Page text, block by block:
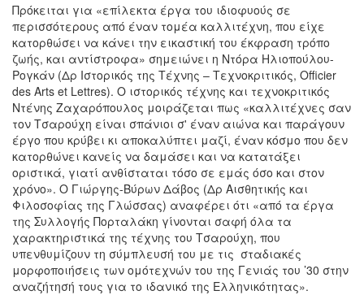
Πρόκειται για «επίλεκτα έργα του ιδιοφυούς σε
περισσότερους από έναν τομέα καλλιτέχνη, που είχε
κατορθώσει να κάνει την εικαστική του έκφραση τρόπο
ζωής, και αντίστροφα» σημειώνει η Ντόρα Ηλιοπούλου-
Ρογκάν (Δρ Ιστορικός της Τέχνης – Τεχνοκριτικός, Οfficier
des Αrts et Lettres). Ο ιστορικός τέχνης και τεχνοκριτικός
Ντένης Ζαχαρόπουλος μοιράζεται πως «καλλιτέχνες σαν
τον Τσαρούχη είναι σπάνιοι σ' έναν αιώνα και παράγουν
έργο που κρύβει κι αποκαλύπτει μαζί, έναν κόσμο που δεν
κατορθώνει κανείς να δαμάσει και να κατατάξει
οριστικά, γιατί ανθίσταται τόσο σε εμάς όσο και στον
χρόνο». Ο Γιώργης-Βύρων Δάβος (Δρ Αισθητικής και
Φιλοσοφίας της Γλώσσας) αναφέρει ότι «από τα έργα
της Συλλογής Πορταλάκη γίνονται σαφή όλα τα
χαρακτηριστικά της τέχνης του Τσαρούχη, που
υπενθυμίζουν τη σύμπλευσή του με τις σταδιακές
μορφοποιήσεις των ομότεχνών του της Γενιάς του ’30 στην
αναζήτησή τους για το ιδανικό της Ελληνικότητας».